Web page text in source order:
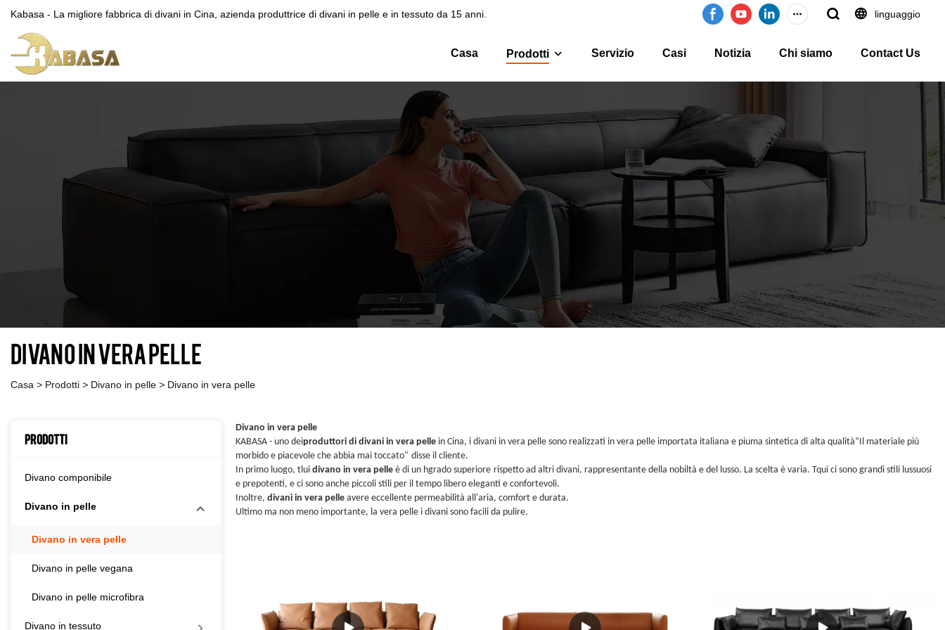
Kabasa - La migliore fabbrica di divani in Cina, azienda produttrice di divani in pelle e in tessuto da 15 anni. linguaggio
Casa Prodotti Servizio Casi Notizia Chi siamo Contact Us
Divano in vera pelle
Casa > Prodotti > Divano in pelle > Divano in vera pelle
Prodotti
Divano componibile
Divano in pelle
Divano in vera pelle
Divano in pelle vegana
Divano in pelle microfibra
Divano in tessuto
Divano in vera pelle
KABASA - uno deiproduttori di divani in vera pelle in Cina, i divani in vera pelle sono realizzati in vera pelle importata italiana e piuma sintetica di alta qualità“Il materiale più
morbido e piacevole che abbia mai toccato" disse il cliente.
In primo luogo, tlui divano in vera pelle è di un hgrado superiore rispetto ad altri divani, rappresentante della nobiltà e del lusso. La scelta è varia. Tqui ci sono grandi stili lussuosi
e prepotenti, e ci sono anche piccoli stili per il tempo libero eleganti e confortevoli.
Inoltre, divani in vera pelle avere eccellente permeabilità all'aria, comfort e durata.
Ultimo ma non meno importante, la vera pelle i divani sono facili da pulire.